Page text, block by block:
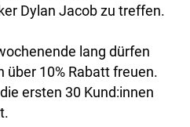
Dylan Jacob zu treffen.
lang dürfen
über 10% Rabatt freuen.
ersten 30 Kund:innen